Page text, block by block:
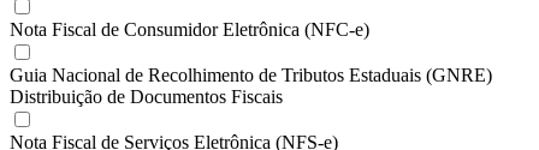
Nota Fiscal de Consumidor Eletrônica (NFC-e)
Guia Nacional de Recolhimento de Tributos Estaduais (GNRE)
Distribuição de Documentos Fiscais
Nota Fiscal de Serviços Eletrônica (NFS-e)